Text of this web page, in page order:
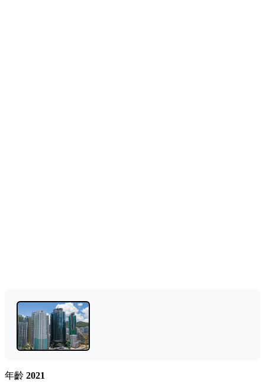
年齡 2021